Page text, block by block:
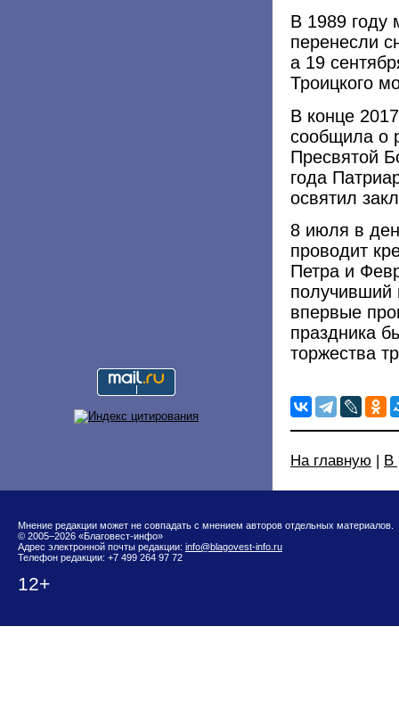
В 1989
перенесли
а 19
Троицкого
В конце
сообщила о
Пресвятой
года
освятил
8 июля в
проводит
Петра и
получивший
впервые
праздника
торжества
На главную | В
Мнение редакции может не совпадать с мнением авторов отдельных материалов.
© 2005–2026 «Благовест-инфо»
Адрес электронной почты редакции: info@blagovest-info.ru
Телефон редакции: +7 499 264 97 72
12+